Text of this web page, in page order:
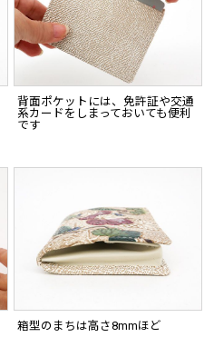
背面ポケットには、免許証や交通
系カードをしまっておいても便利
です
箱型のまちは高さ8mmほど